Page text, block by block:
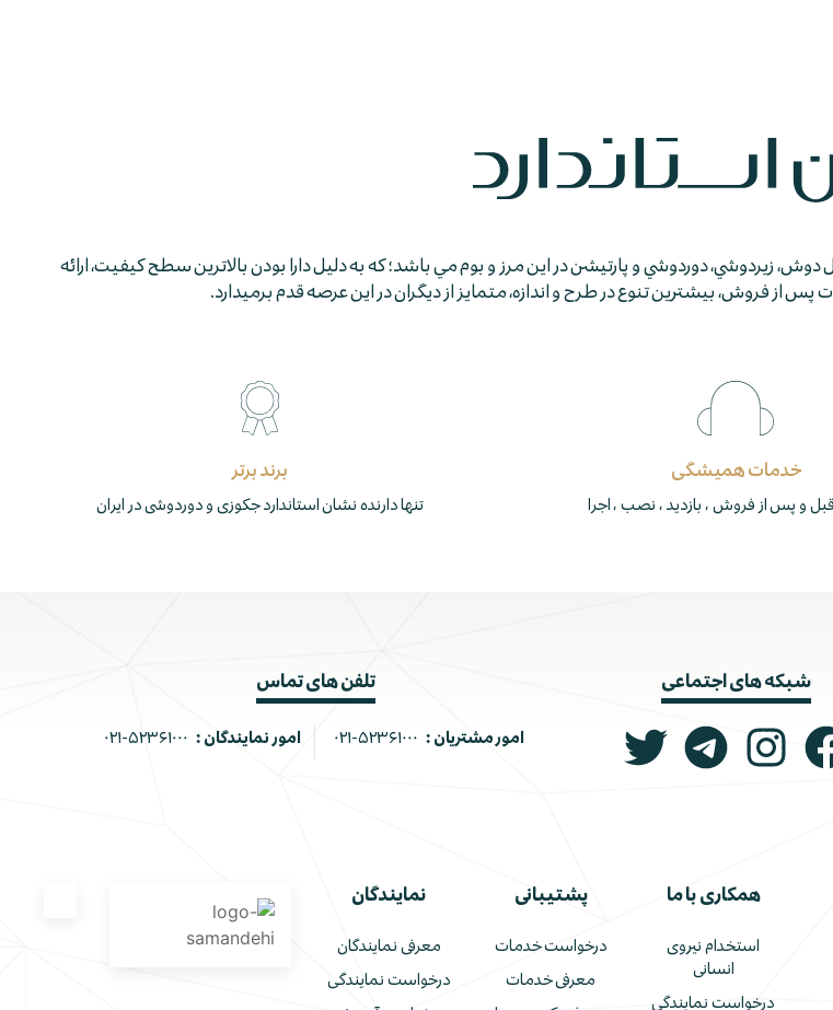
دوش، زيردوشي، دوردوشي و پارتيشن در اين مرز و بوم مي باشد؛ كه به دليل دارا بودن بالاترين سطح كيفيت، ارائه
فروش، بيشترين تنوع در طرح و اندازه، متمايز از ديگران در اين عرصه قدم برمي­دارد.
خدمات همیشگی
و پس از فروش ، بازدید ، نصب ، اجرا
برند برتر
تنها دارنده نشان استاندارد جکوزی و دوردوشی در ایران
شبکه های اجتماعی تلفن های تماس
امور مشتریان : ۰۲۱-۵۲۳۶۱۰۰۰ امور نمایندگان : ۰۲۱-۵۲۳۶۱۰۰۰
همکاری با ما
استخدام نیروی
انسانی
درخواست نمایندگی
پشتیبانی
درخواست خدمات
معرفی خدمات
نمایندگان
معرفی نمایندگان
درخواست نمایندگی